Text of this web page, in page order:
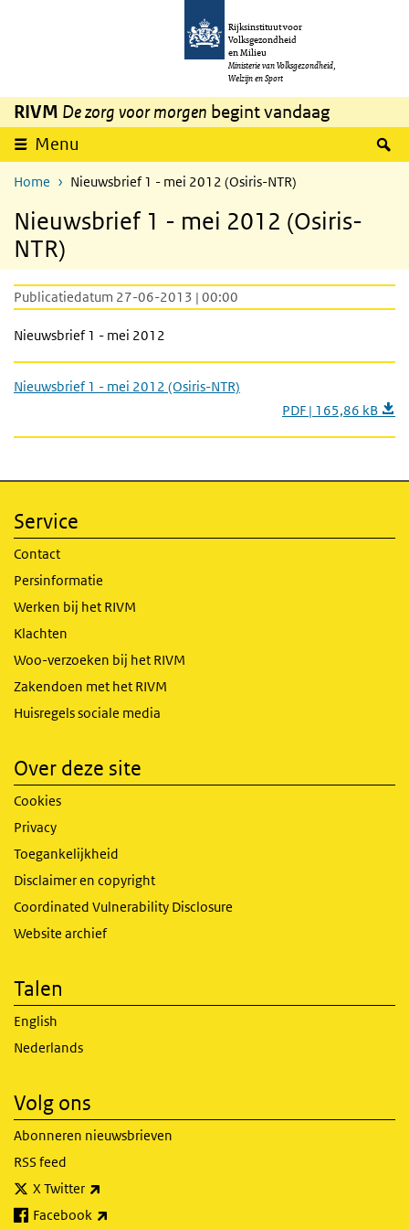
Overslaan en naar de inhoud gaan
Rijksinstituut voor
Volksgezondheid
en Milieu
Ministerie van Volksgezondheid,
Welzijn en Sport
RIVM De zorg voor morgen begint vandaag
Menu
Home Nieuwsbrief 1 - mei 2012 (Osiris-NTR)
Nieuwsbrief 1 - mei 2012 (Osiris-
NTR)
Publicatiedatum 27-06-2013 | 00:00
Nieuwsbrief 1 - mei 2012
Nieuwsbrief 1 - mei 2012 (Osiris-NTR)
PDF | 165,86 kB
Service
Contact
Persinformatie
Werken bij het RIVM
Klachten
Woo-verzoeken bij het RIVM
Zakendoen met het RIVM
Huisregels sociale media
Over deze site
Cookies
Privacy
Toegankelijkheid
Disclaimer en copyright
Coordinated Vulnerability Disclosure
Website archief
Talen
English
Nederlands
Volg ons
Abonneren nieuwsbrieven
RSS feed
X Twitter
Facebook